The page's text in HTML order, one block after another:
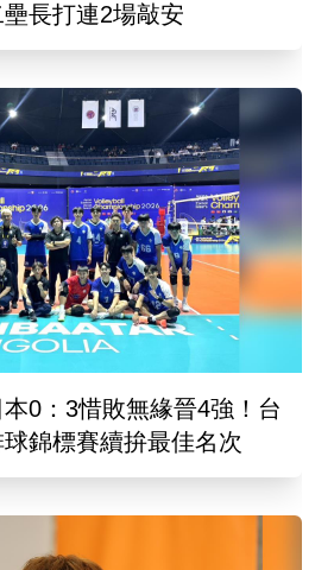
長打連2場敲安
0：3惜敗無緣晉4強！台
錦標賽續拚最佳名次